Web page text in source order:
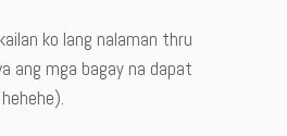
ko lang nalaman thru
ang mga bagay na dapat